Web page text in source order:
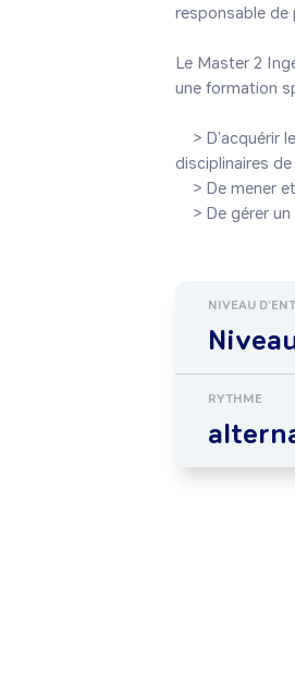
responsable de
Le Master 2
une formation
disciplinaires
> De gérer
NIVEAU
RYTHME